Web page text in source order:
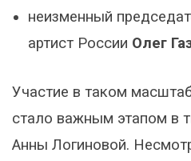
неизменный
артист России Олег
Участие в таком
стало важным этапом в
Анны Логиновой.